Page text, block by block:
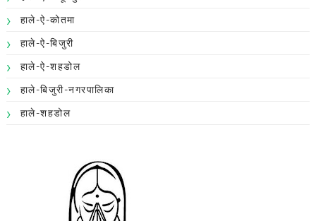
हाले-ऐ-कोतमा
हाले-ऐ-बिजुरी
हाले-ऐ-शहडोल
हाले-बिजुरी-नगरपालिका
हाले-शहडोल